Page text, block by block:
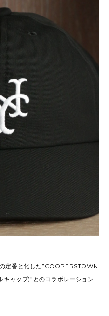
定番と化した”COOPERSTOWN
ャップ)”とのコラボレーション